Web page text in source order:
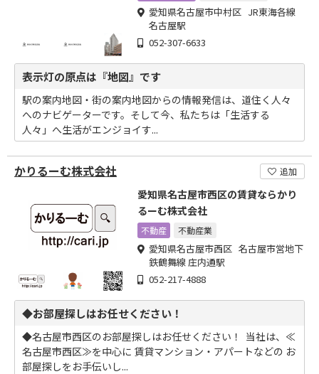
愛知県名古屋市中村区 JR東海各線
名古屋駅
052-307-6633
表示灯の原点は『地図』です
駅の案内地図・街の案内地図からの情報発信は、道住く人々
へのナビゲーターです。そして今、私たちは「生活する
人々」へ生活がエンジョイす...
かりるーむ株式会社 追加
愛知県名古屋市西区の賃貸ならかり
るーむ株式会社
不動産 不動産業
愛知県名古屋市西区 名古屋市営地下
鉄鶴舞線 庄内通駅
052-217-4888
◆お部屋探しはお任せください！
◆名古屋市西区のお部屋探しはお任せください！ ​ 当社は、≪
名古屋市西区≫を中心に 賃貸マンション・アパートなどの お
部屋探しをお手伝いし...